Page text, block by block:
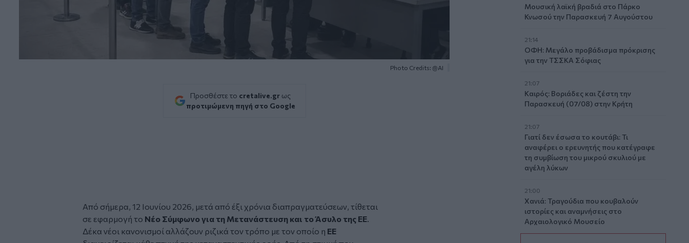
Photo Credits: @ΑΙ
Προσθέστε το cretalive.gr ως
προτιμώμενη πηγή στο Google
Από σήμερα, 12 Ιουνίου 2026, μετά από έξι χρόνια διαπραγματεύσεων, τίθεται
σε εφαρμογή το Νέο Σύμφωνο για τη Μετανάστευση και τοΆσυλο της ΕΕ.
Δέκα νέοι κανονισμοί αλλάζουν ριζικά τον τρόπο με τον οποίο η ΕΕ
Μουσική λαϊκή βραδιά στο Πάρκο
Κνωσού την Παρασκευή 7 Αυγούστου
21:14
ΟΦΗ: Μεγάλο προβάδισμα πρόκρισης
για την ΤΣΣΚΑ Σόφιας
21:07
Καιρός: Βοριάδες και ζέστη την
Παρασκευή (07/08) στην Κρήτη
21:07
Γιατί δεν έσωσα το κουτάβι: Τι
αναφέρει ο ερευνητής που κατέγραφε
τη συμβίωση του μικρού σκυλιού με
αγέλη λύκων
21:00
Χανιά: Τραγούδια που κουβαλούν
ιστορίες και αναμνήσεις στο
Αρχαιολογικό Μουσείο